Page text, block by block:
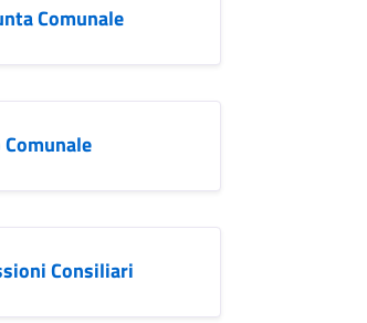
Comunale
Consiliari